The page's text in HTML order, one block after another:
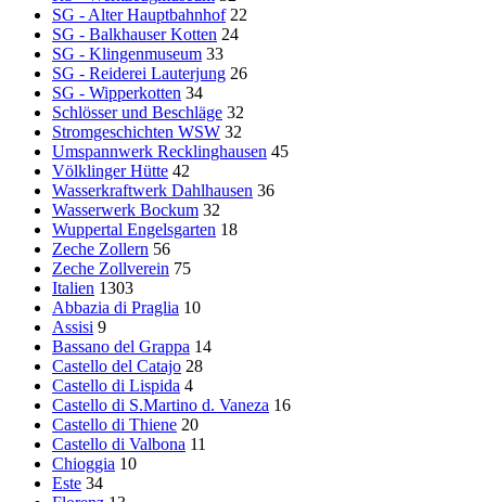
SG - Alter Hauptbahnhof 22
SG - Balkhauser Kotten 24
SG - Klingenmuseum 33
SG - Reiderei Lauterjung 26
SG - Wipperkotten 34
Schlösser und Beschläge 32
Stromgeschichten WSW 32
Umspannwerk Recklinghausen 45
Völklinger Hütte 42
Wasserkraftwerk Dahlhausen 36
Wasserwerk Bockum 32
Wuppertal Engelsgarten 18
Zeche Zollern 56
Zeche Zollverein 75
Italien 1303
Abbazia di Praglia 10
Assisi 9
Bassano del Grappa 14
Castello del Catajo 28
Castello di Lispida 4
Castello di S.Martino d. Vaneza 16
Castello di Thiene 20
Castello di Valbona 11
Chioggia 10
Este 34